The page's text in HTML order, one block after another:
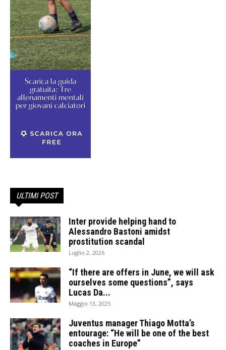
ULTIMI POST
Inter provide helping hand to
Alessandro Bastoni amidst
prostitution scandal
Luglio 2, 2026
“If there are offers in June, we will ask
ourselves some questions”, says
Lucas Da...
Maggio 13, 2025
Juventus manager Thiago Motta’s
entourage: “He will be one of the best
coaches in Europe”